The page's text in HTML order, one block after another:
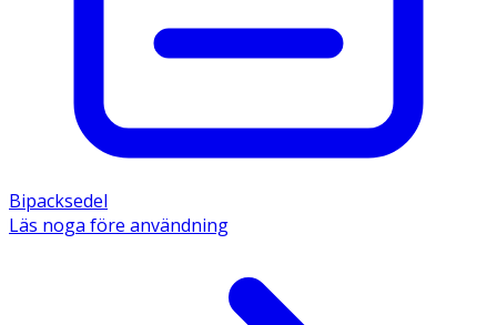
Bipacksedel
Läs noga före användning